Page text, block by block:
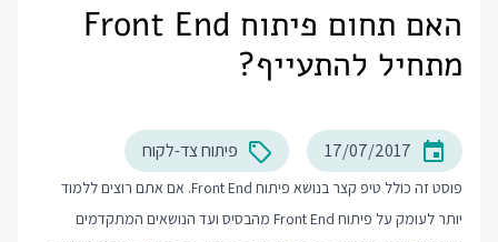
האם תחום פיתוח Front End
מתחיל להתעייף?
17/07/2017 פיתוח צד-לקוח
פוסט זה כולל טיפ קצר בנושא פיתוח Front End. אם אתם רוצים ללמוד
יותר לעומק על פיתוח Front End מהבסיס ועד הנושאים המתקדמים